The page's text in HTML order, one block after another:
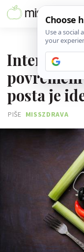
posta je
PIŠE MISSZDRAVA